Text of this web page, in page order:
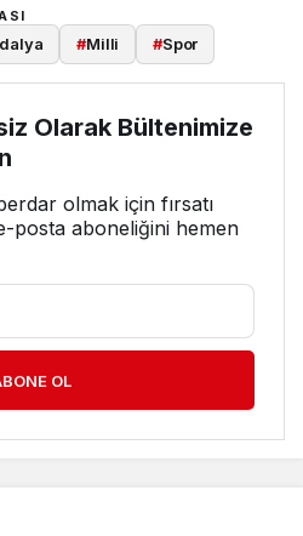
#Milli #Spor
Olarak Bültenimize
olmak için fırsatı
posta aboneliğini hemen
OL